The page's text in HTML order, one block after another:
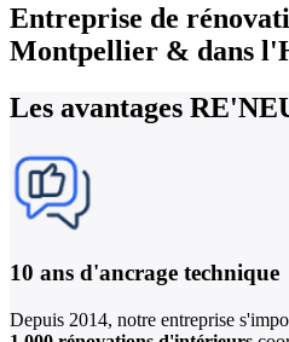
Entreprise de
Montpellier & dans
Les avantages
10 ans d'ancrage technique
Depuis 2014, notre entreprise